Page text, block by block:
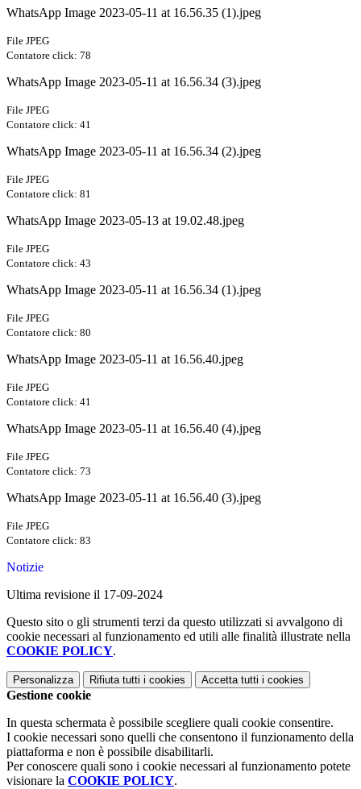
WhatsApp Image 2023-05-11 at 16.56.35 (1).jpeg
File JPEG
Contatore click: 78
WhatsApp Image 2023-05-11 at 16.56.34 (3).jpeg
File JPEG
Contatore click: 41
WhatsApp Image 2023-05-11 at 16.56.34 (2).jpeg
File JPEG
Contatore click: 81
WhatsApp Image 2023-05-13 at 19.02.48.jpeg
File JPEG
Contatore click: 43
WhatsApp Image 2023-05-11 at 16.56.34 (1).jpeg
File JPEG
Contatore click: 80
WhatsApp Image 2023-05-11 at 16.56.40.jpeg
File JPEG
Contatore click: 41
WhatsApp Image 2023-05-11 at 16.56.40 (4).jpeg
File JPEG
Contatore click: 73
WhatsApp Image 2023-05-11 at 16.56.40 (3).jpeg
File JPEG
Contatore click: 83
Notizie
Ultima revisione il 17-09-2024
Questo sito o gli strumenti terzi da questo utilizzati si avvalgono di
cookie necessari al funzionamento ed utili alle finalità illustrate nella
COOKIE POLICY.
Personalizza Rifiuta tutti i cookies Accetta tutti i cookies
Gestione cookie
In questa schermata è possibile scegliere quali cookie consentire.
I cookie necessari sono quelli che consentono il funzionamento della
piattaforma e non è possibile disabilitarli.
Per conoscere quali sono i cookie necessari al funzionamento potete
visionare la COOKIE POLICY.